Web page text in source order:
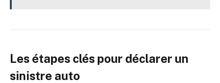
Les étapes clés pour déclarer un
sinistre auto